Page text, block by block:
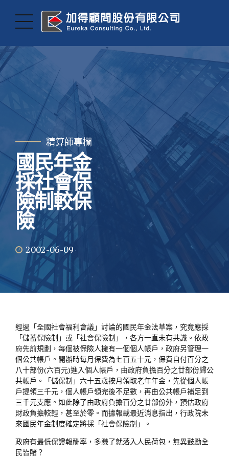
精算師專欄
國民年金
採社會保
險制較保
險
2002-06-09
經過「全國社會福利會議」討論的國民年金法草案，究竟應採
「儲蓄保險制」或「社會保險制」，各方一直未有共識。依政
府先前規劃，每個被保險人擁有一個個人帳戶，政府另管理一
個公共帳戶。開辦時每月保費為七百五十元，保費自付百分之
八十部份(六百元)進入個人帳戶，由政府負擔百分之廿部份歸公
共帳戶。「儲保制」六十五歲按月領取老年年金，先從個人帳
戶提領三千元，個人帳戶領完後不足數，再由公共帳戶補足到
三千元支應。如此除了由政府負擔百分之廿部份外，預估政府
財政負擔較輕，甚至於零。而據報載最近消息指出，行政院未
來國民年金制度確定將採「社會保險制」。
政府有最低保證報酬率，多賺了就落入人民荷包，無異鼓勵全
民皆賭？